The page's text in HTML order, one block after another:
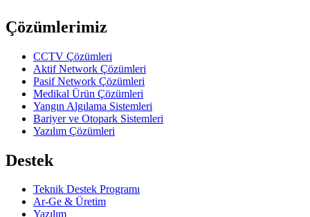
Çözümlerimiz
CCTV Çözümleri
Aktif Network Çözümleri
Pasif Network Çözümleri
Medikal Ürün Çözümleri
Yangın Algılama Sistemleri
Bariyer ve Otopark Sistemleri
Yazılım Çözümleri
Destek
Teknik Destek Programı
Ar-Ge & Üretim
Yazılım